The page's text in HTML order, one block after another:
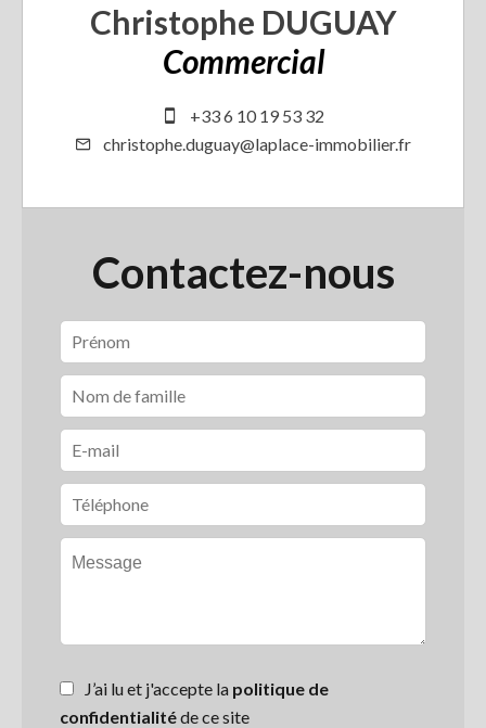
Christophe DUGUAY
Commercial
+33 6 10 19 53 32
christophe.duguay@laplace-immobilier.fr
Contactez-nous
J’ai lu et j'accepte la politique de
confidentialitéde ce site